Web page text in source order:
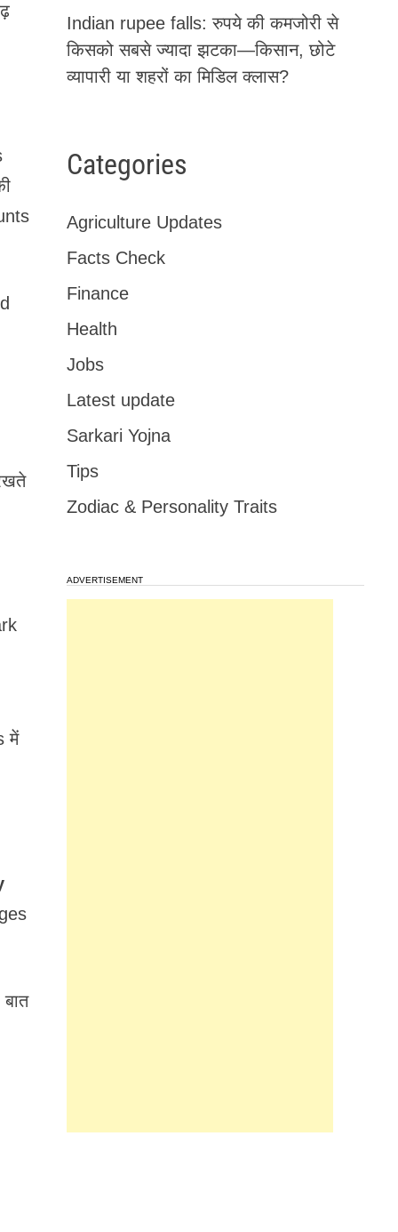
में
Indian rupee falls: रुपये की कमजोरी से
किसको सबसे ज्यादा झटका—किसान, छोटे
व्यापारी या शहरों का मिडिल क्लास?
Categories
Agriculture Updates
Facts Check
Finance
Health
Jobs
Latest update
Sarkari Yojna
Tips
Zodiac & Personality Traits
ADVERTISEMENT